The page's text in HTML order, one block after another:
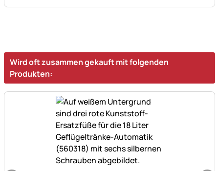
Wird oft zusammen gekauft mit folgenden
Produkten: